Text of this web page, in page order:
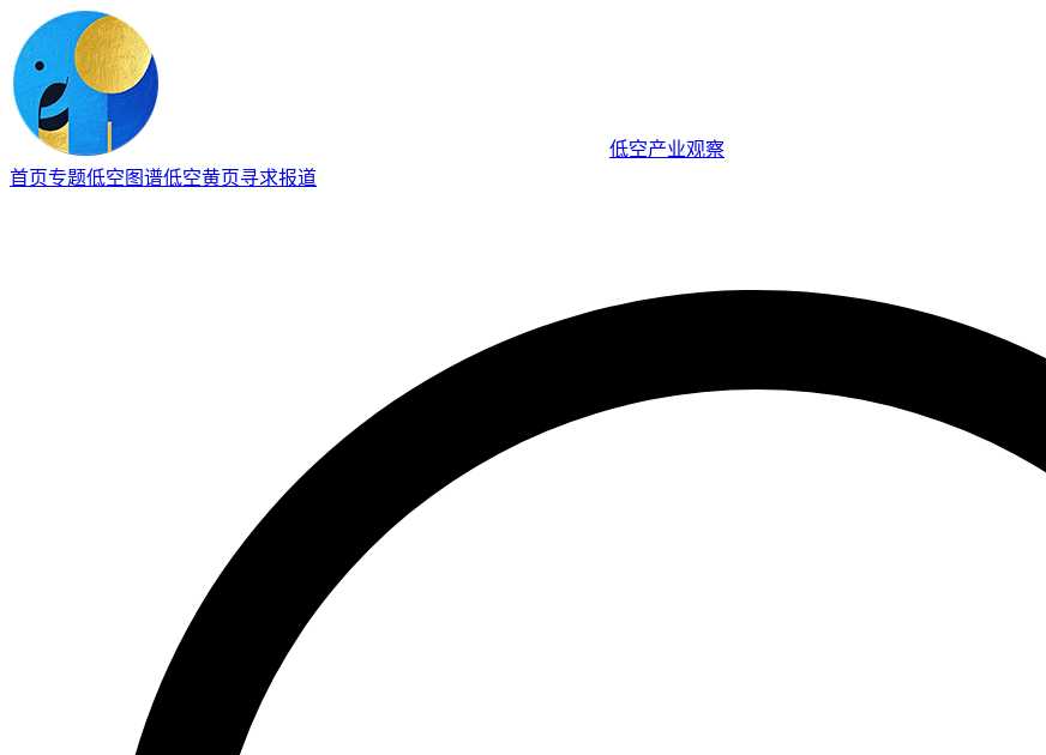
低空产业观察
首页专题低空图谱低空黄页寻求报道